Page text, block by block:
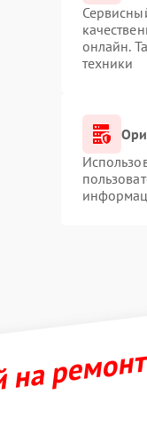
онлайн.
техники
ремонт